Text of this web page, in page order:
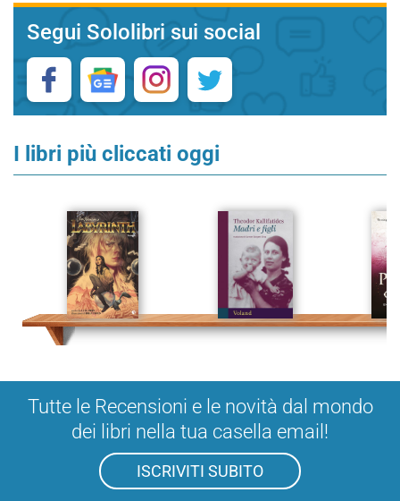
Segui Sololibri sui social
I libri più cliccati oggi
Tutte le Recensioni e le novità dal mondo
dei libri nella tua casella email!
ISCRIVITI SUBITO